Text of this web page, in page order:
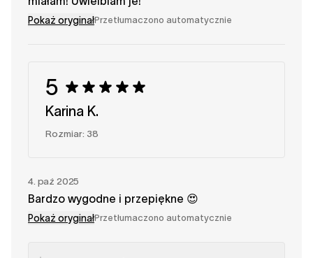
Pokaż oryginałPrzetłumaczono automatycznie
5
Karina K.
Rozmiar: 38
4. paź 2025
Bardzo wygodne i przepiękne 😍
Pokaż oryginałPrzetłumaczono automatycznie